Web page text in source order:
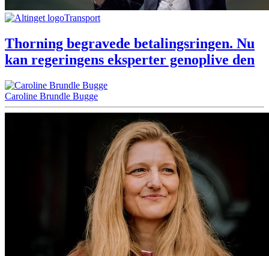
Transport
Thorning begravede betalingsringen. Nu
kan regeringens eksperter genoplive den
Caroline Brundle Bugge